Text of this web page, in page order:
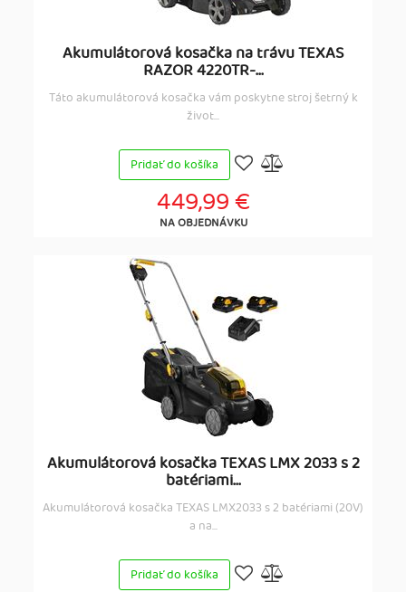
Akumulátorová kosačka na trávu TEXAS
RAZOR 4220TR-...
Táto akumulátorová kosačka vám poskytne stroj šetrný k
život...
Pridať do košíka
449,99 €
NA OBJEDNÁVKU
Akumulátorová kosačka TEXAS LMX 2033 s 2
batériami...
Akumulátorová kosačka TEXAS LMX2033 s 2 batériami (20V)
a na...
Pridať do košíka